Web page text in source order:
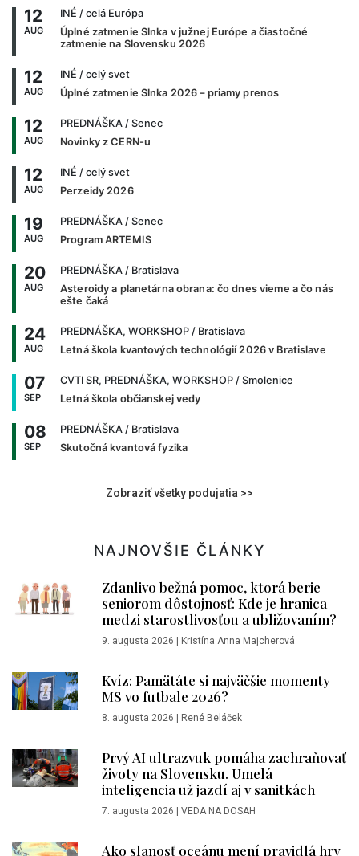
12
AUG
INÉ / celá Európa
Úplné zatmenie Slnka v južnej Európe a čiastočné
zatmenie na Slovensku 2026
12
AUG
INÉ / celý svet
Úplné zatmenie Slnka 2026 – priamy prenos
12
AUG
PREDNÁŠKA / Senec
Novinky z CERN-u
12
AUG
INÉ / celý svet
Perzeidy 2026
19
AUG
PREDNÁŠKA / Senec
Program ARTEMIS
20
AUG
PREDNÁŠKA / Bratislava
Asteroidy a planetárna obrana: čo dnes vieme a čo nás
ešte čaká
24
AUG
PREDNÁŠKA, WORKSHOP / Bratislava
Letná škola kvantových technológií 2026 v Bratislave
07
SEP
CVTI SR, PREDNÁŠKA, WORKSHOP / Smolenice
Letná škola občianskej vedy
08
SEP
PREDNÁŠKA / Bratislava
Skutočná kvantová fyzika
Zobraziť všetky podujatia >>
NAJNOVŠIE ČLÁNKY
Zdanlivo bežná pomoc, ktorá berie
seniorom dôstojnosť: Kde je hranica
medzi starostlivosťou a ubližovaním?
9. augusta 2026 Kristína Anna Majcherová
Kvíz: Pamätáte si najväčšie momenty
MS vo futbale 2026?
8. augusta 2026 René Beláček
Prvý AI ultrazvuk pomáha zachraňovať
životy na Slovensku. Umelá
inteligencia už jazdí aj v sanitkách
7. augusta 2026 VEDA NA DOSAH
Ako slanosť oceánu mení pravidlá hry